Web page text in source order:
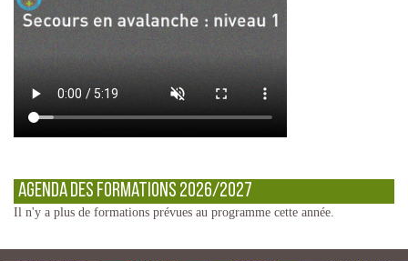
Agenda des formations 2026/2027
Il n'y a plus de formations prévues au programme cette année.